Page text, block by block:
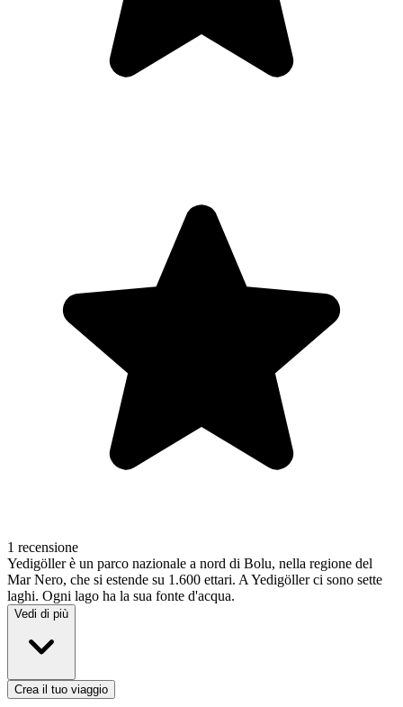
1 recensione
Yedigöller è un parco nazionale a nord di Bolu, nella regione del
Mar Nero, che si estende su 1.600 ettari. A Yedigöller ci sono sette
laghi. Ogni lago ha la sua fonte d'acqua.
Vedi di più
Crea il tuo viaggio